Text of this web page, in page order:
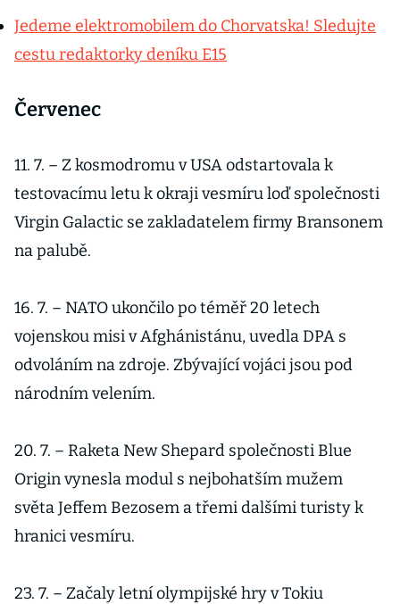
Jedeme elektromobilem do Chorvatska! Sledujte
cestu redaktorky deníku E15
Červenec
11. 7. – Z kosmodromu v USA odstartovala k
testovacímu letu k okraji vesmíru loď společnosti
Virgin Galactic se zakladatelem firmy Bransonem
na palubě.
16. 7. – NATO ukončilo po téměř 20 letech
vojenskou misi v Afghánistánu, uvedla DPA s
odvoláním na zdroje. Zbývající vojáci jsou pod
národním velením.
20. 7. – Raketa New Shepard společnosti Blue
Origin vynesla modul s nejbohatším mužem
světa Jeffem Bezosem a třemi dalšími turisty k
hranici vesmíru.
23. 7. – Začaly letní olympijské hry v Tokiu